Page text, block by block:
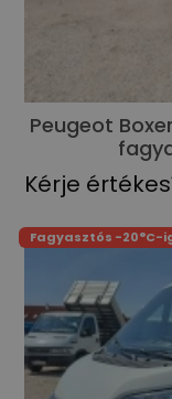
Peugeot
Kérje
Fagyasztós -20°C-